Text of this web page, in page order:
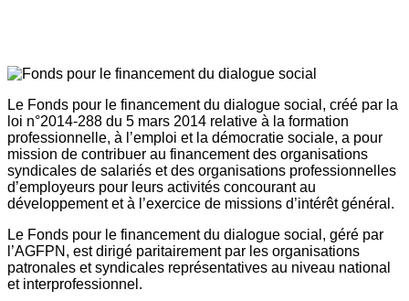
Le Fonds pour le financement du dialogue social, créé par la
loi n°2014-288 du 5 mars 2014 relative à la formation
professionnelle, à l’emploi et la démocratie sociale, a pour
mission de contribuer au financement des organisations
syndicales de salariés et des organisations professionnelles
d’employeurs pour leurs activités concourant au
développement et à l’exercice de missions d’intérêt général.
Le Fonds pour le financement du dialogue social, géré par
l’AGFPN, est dirigé paritairement par les organisations
patronales et syndicales représentatives au niveau national
et interprofessionnel.